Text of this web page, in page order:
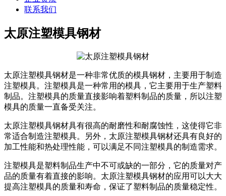
联系我们
太原注塑模具钢材
太原注塑模具钢材是一种非常优质的模具钢材，主要用于制造
注塑模具。注塑模具是一种常用的模具，它主要用于生产塑料
制品。注塑模具的质量直接影响着塑料制品的质量，所以注塑
模具的质量一直备受关注。
太原注塑模具钢材具有很高的耐磨性和耐腐蚀性，这使得它非
常适合制造注塑模具。另外，太原注塑模具钢材还具有良好的
加工性能和热处理性能，可以满足不同注塑模具的制造需求。
注塑模具是塑料制品生产中不可或缺的一部分，它的质量对产
品的质量有着直接的影响。太原注塑模具钢材的应用可以大大
提高注塑模具的质量和寿命，保证了塑料制品的质量稳定性。